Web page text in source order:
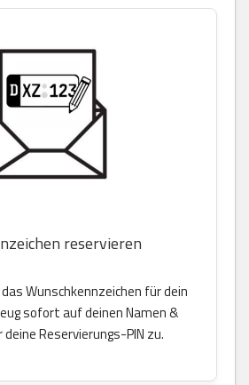
reservieren
Wunschkennzeichen für dein
sofort auf deinen Namen &
deine Reservierungs-PIN zu.